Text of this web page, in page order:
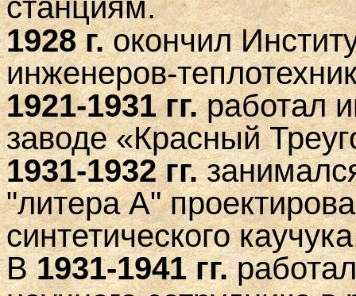
1928 г.окончил
инженеров-
1921-1931 гг.работал
заводе «Красный
1931-1932 гг.
"литера А"
синтетического
В1931-1941 гг.